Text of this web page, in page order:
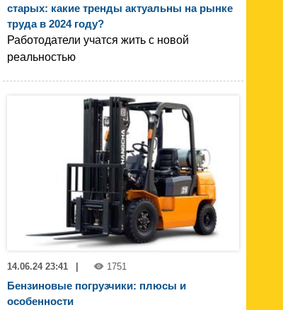
старых: какие тренды актуальны на рынке
труда в 2024 году?
Работодатели учатся жить с новой
реальностью
14.06.24 23:41 1751
Бензиновые погрузчики: плюсы и
особенности